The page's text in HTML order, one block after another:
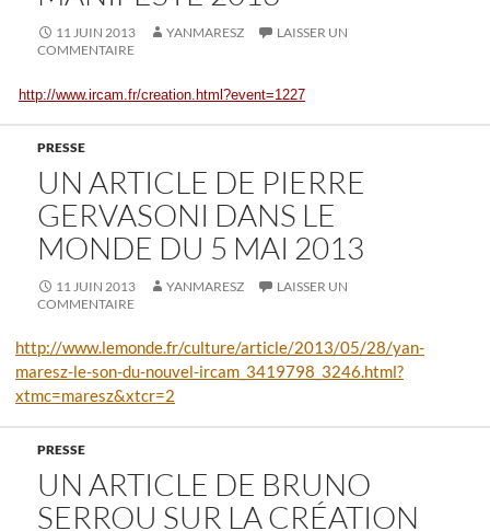
11 JUIN 2013 YANMARESZ
LAISSER UN
COMMENTAIRE
http://www.ircam.fr/creation.html?event=1227
PRESSE
UN ARTICLE DE PIERRE
GERVASONI DANS LE
MONDE DU 5 MAI 2013
11 JUIN 2013 YANMARESZ
LAISSER UN
COMMENTAIRE
http://www.lemonde.fr/culture/article/2013/05/28/yan-
maresz-le-son-du-nouvel-ircam_3419798_3246.html?
xtmc=maresz&xtcr=2
PRESSE
UN ARTICLE DE BRUNO
SERROU SUR LA CRÉATION